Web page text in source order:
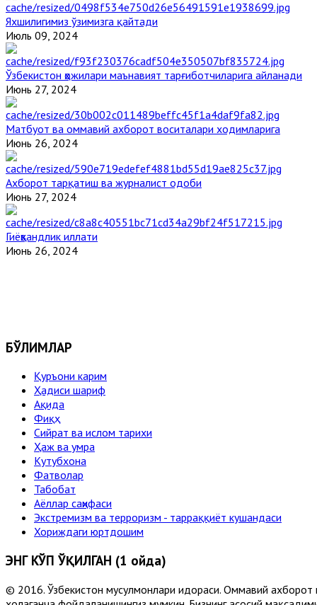
Яхшилигимиз ўзимизга қайтади
Июль 09, 2024
Ўзбекистон ҳожилари маънавият тарғиботчиларига айланади
Июнь 27, 2024
Матбуот ва оммавий ахборот воситалари ходимларига
Июнь 26, 2024
Ахборот тарқатиш ва журналист одоби
Июнь 27, 2024
Гиёҳвандлик иллати
Июнь 26, 2024
БЎЛИМЛАР
Қуръони карим
Ҳадиси шариф
Ақида
Фиқҳ
Сийрат ва ислом тарихи
Ҳаж ва умра
Кутубхона
Фатволар
Табобат
Аёллар саҳифаси
Экстремизм ва терроризм - тарраққиёт кушандаси
Хориждаги юртдошим
ЭНГ КЎП ЎҚИЛГАН (1 ойда)
© 2016. Ўзбекистон мусулмонлари идораси. Оммавий ахборот